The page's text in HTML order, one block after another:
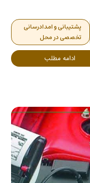
پشتیبانی و امدادرسانی
تخصصی در محل
ادامه مطلب